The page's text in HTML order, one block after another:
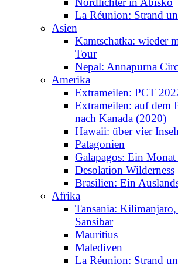
La Réunion: Strand
Asien
Kamtschatka: wieder
Tour
Nepal: Annapurna
Amerika
Extrameilen: PCT
Extrameilen: auf dem
nach Kanada (2020)
Hawaii: über vier
Patagonien
Galapagos: Ein
Desolation Wilderness
Brasilien: Ein
Afrika
Tansania:
Sansibar
Mauritius
Malediven
La Réunion: Strand